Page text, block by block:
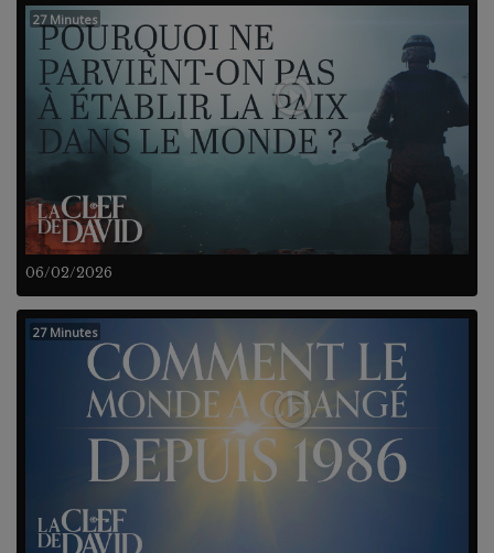
06/02/2026
27 Minutes
27 Minutes